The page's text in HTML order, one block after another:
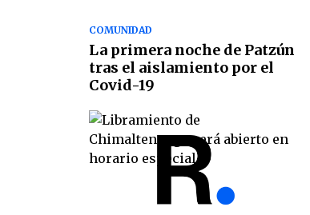
COMUNIDAD
La primera noche de Patzún
tras el aislamiento por el
Covid-19